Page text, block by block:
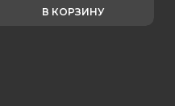
В КОРЗИНУ